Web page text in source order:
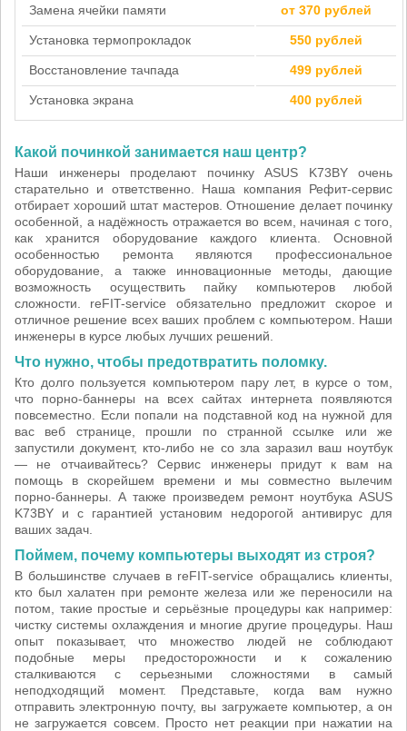
Замена ячейки памяти от 370 рублей
Установка термопрокладок 550 рублей
Восстановление тачпада 499 рублей
Установка экрана 400 рублей
Какой починкой занимается наш центр?
Наши инженеры проделают починку ASUS K73BY очень
старательно и ответственно. Наша компания Рефит-сервис
отбирает хороший штат мастеров. Отношение делает починку
особенной, а надёжность отражается во всем, начиная с того,
как хранится оборудование каждого клиента. Основной
особенностью ремонта являются профессиональное
оборудование, а также инновационные методы, дающие
возможность осуществить пайку компьютеров любой
сложности. reFIT-service обязательно предложит скорое и
отличное решение всех ваших проблем с компьютером. Наши
инженеры в курсе любых лучших решений.
Что нужно, чтобы предотвратить поломку.
Кто долго пользуется компьютером пару лет, в курсе о том,
что порно-баннеры на всех сайтах интернета появляются
повсеместно. Если попали на подставной код на нужной для
вас веб странице, прошли по странной ссылке или же
запустили документ, кто-либо не со зла заразил ваш ноутбук
— не отчаивайтесь? Сервис инженеры придут к вам на
помощь в скорейшем времени и мы совместно вылечим
порно-баннеры. А также произведем ремонт ноутбука ASUS
K73BY и с гарантией установим недорогой антивирус для
ваших задач.
Поймем, почему компьютеры выходят из строя?
В большинстве случаев в reFIT-service обращались клиенты,
кто был халатен при ремонте железа или же переносили на
потом, такие простые и серьёзные процедуры как например:
чистку системы охлаждения и многие другие процедуры. Наш
опыт показывает, что множество людей не соблюдают
подобные меры предосторожности и к сожалению
сталкиваются с серьезными сложностями в самый
неподходящий момент. Представьте, когда вам нужно
отправить электронную почту, вы загружаете компьютер, а он
не загружается совсем. Просто нет реакции при нажатии на